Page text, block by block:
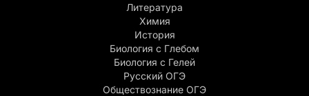
Литература
Химия
История
Биология с Глебом
Биология с Гелей
Русский ОГЭ
Обществознание ОГЭ